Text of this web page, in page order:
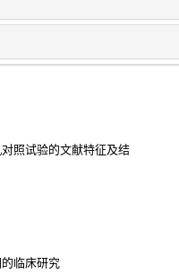
照试验的文献特征及结
临床研究